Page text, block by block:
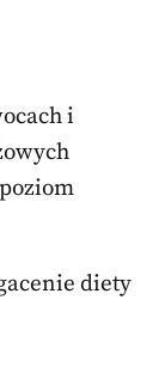
i
diety